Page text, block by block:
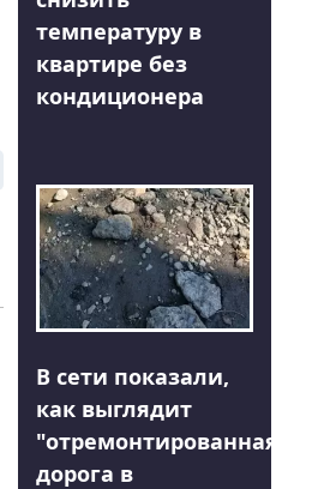
температуру в
квартире без
кондиционера
В сети показали,
как выглядит
"отремонтированная"
дорога в